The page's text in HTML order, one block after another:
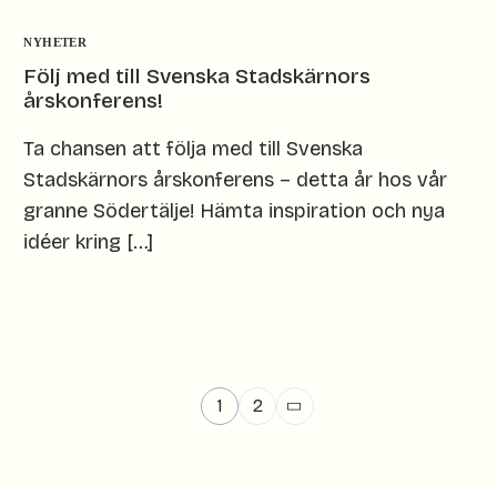
NYHETER
Följ med till Svenska Stadskärnors
årskonferens!
Ta chansen att följa med till Svenska
Stadskärnors årskonferens – detta år hos vår
granne Södertälje! Hämta inspiration och nya
idéer kring […]
1 2